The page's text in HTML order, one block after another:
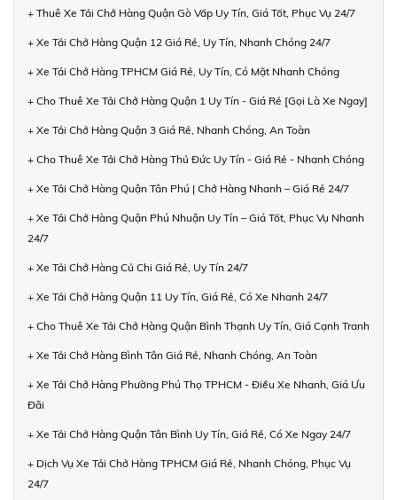
+ Thuê Xe Tải Chở Hàng Quận Gò Vấp Uy Tín, Giá Tốt, Phục Vụ 24/7
+ Xe Tải Chở Hàng Quận 12 Giá Rẻ, Uy Tín, Nhanh Chóng 24/7
+ Xe Tải Chở Hàng TPHCM Giá Rẻ, Uy Tín, Có Mặt Nhanh Chóng
+ Cho Thuê Xe Tải Chở Hàng Quận 1 Uy Tín - Giá Rẻ [Gọi Là Xe Ngay]
+ Xe Tải Chở Hàng Quận 3 Giá Rẻ, Nhanh Chóng, An Toàn
+ Cho Thuê Xe Tải Chở Hàng Thủ Đức Uy Tín - Giá Rẻ - Nhanh Chóng
+ Xe Tải Chở Hàng Quận Tân Phú | Chở Hàng Nhanh – Giá Rẻ 24/7
+ Xe Tải Chở Hàng Quận Phú Nhuận Uy Tín – Giá Tốt, Phục Vụ Nhanh
24/7
+ Xe Tải Chở Hàng Củ Chi Giá Rẻ, Uy Tín 24/7
+ Xe Tải Chở Hàng Quận 11 Uy Tín, Giá Rẻ, Có Xe Nhanh 24/7
+ Cho Thuê Xe Tải Chở Hàng Quận Bình Thạnh Uy Tín, Giá Cạnh Tranh
+ Xe Tải Chở Hàng Bình Tân Giá Rẻ, Nhanh Chóng, An Toàn
+ Xe Tải Chở Hàng Phường Phú Thọ TPHCM - Điều Xe Nhanh, Giá Ưu
Đãi
+ Xe Tải Chở Hàng Quận Tân Bình Uy Tín, Giá Rẻ, Có Xe Ngay 24/7
+ Dịch Vụ Xe Tải Chở Hàng TPHCM Giá Rẻ, Nhanh Chóng, Phục Vụ
24/7